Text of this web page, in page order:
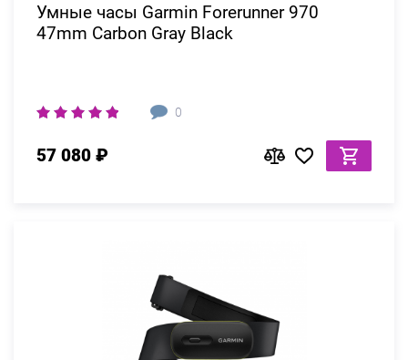
Умные часы Garmin Forerunner 970
47mm Carbon Gray Black
0
57 080 ₽